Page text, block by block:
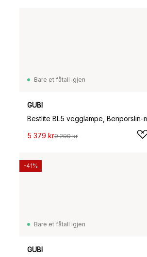
Bare et fåtall igjen
GUBI
5 379 kr9 299 kr
Bare et fåtall igjen
GUBI
-41%